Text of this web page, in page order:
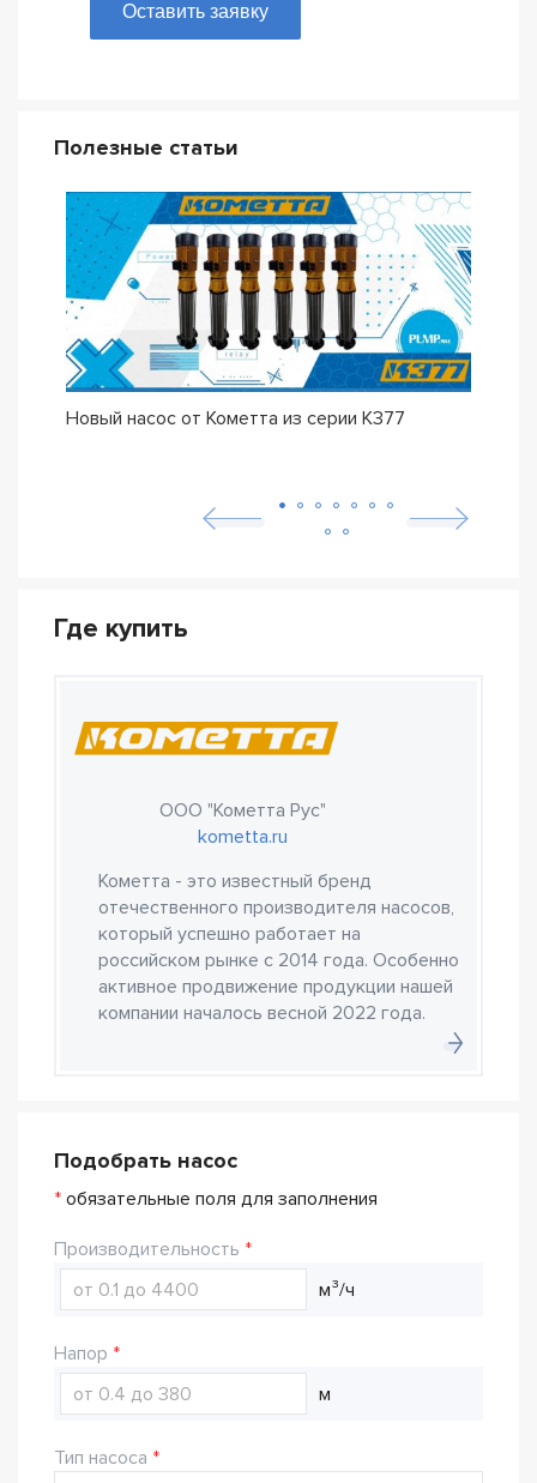
Оставить заявку
Полезные статьи
Новый насос от Кометта из серии К377
Где купить
ООО "Кометта Рус"
kometta.ru
Кометта - это известный бренд
отечественного производителя насосов,
который успешно работает на
российском рынке с 2014 года. Особенно
активное продвижение продукции нашей
компании началось весной 2022 года.
Подобрать насос
* обязательные поля для заполнения
Производительность
м³/ч
Напор
м
Тип насоса